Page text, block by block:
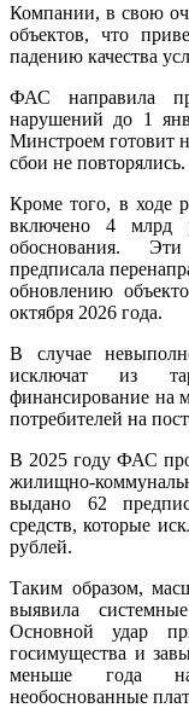
Компании, в свою
объектов, что
падению качества
ФАС направила
нарушений до 1
Минстроем готовит
сбои не повторялись.
Кроме того, в ходе
включено 4 млрд
обоснования.
предписала
обновлению
октября 2026 года.
В случае
исключат из
финансирование на
потребителей на
В 2025 году ФАС
жилищно-
выдано 62
средств, которые
рублей.
Таким образом,
выявила
Основной удар
госимущества и
меньше года
необоснованные